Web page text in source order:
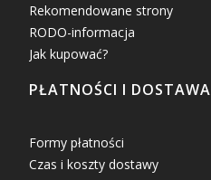
Rekomendowane strony
RODO-informacja
Jak kupować?
PŁATNOŚCI I DOSTAWA
Formy płatności
Czas i koszty dostawy